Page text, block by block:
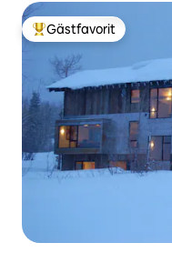
Populär gästfavorit
Gästfavorit